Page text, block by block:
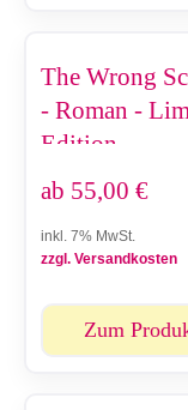
The Wrong
- Roman -
Edition
ab 55,00 €
inkl. 7% MwSt.
zzgl. Versandkosten
Zum